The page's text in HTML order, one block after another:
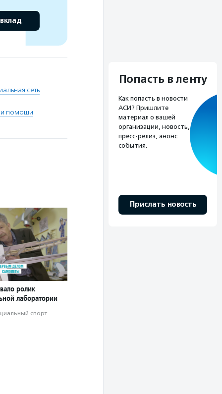
сеть
и помощи
ролик
лаборатории
спорт
Попасть в ленту
Как попасть в новости
АСИ? Пришлите
материал о вашей
организации, новость,
пресс-релиз, анонс
события.
Прислать новость